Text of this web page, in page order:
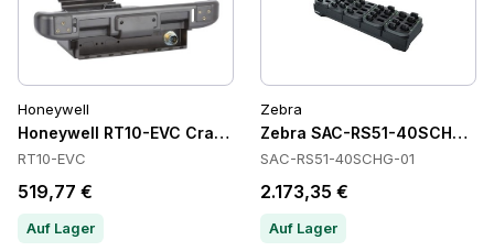
Honeywell
Honeywell RT10-EVC Cradles
RT10-EVC
519,77 €
Auf Lager
Zebra
Zebra SAC-RS51-40SCHG-
SAC-RS51-40SCHG-01
2.173,35 €
Auf Lager